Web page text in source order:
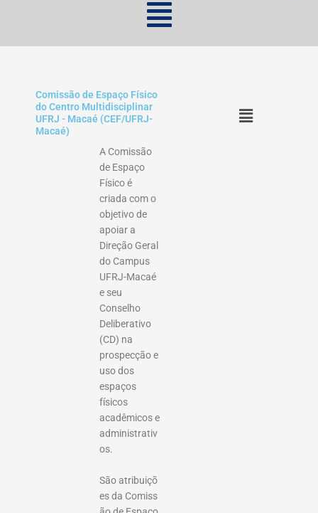
Comissão de Espaço Físico
do Centro Multidisciplinar
UFRJ - Macaé (CEF/UFRJ-
Macaé)
A Comissão
de Espaço
Físico é
criada com o
objetivo de
apoiar a
Direção Geral
do Campus
UFRJ-Macaé
e seu
Conselho
Deliberativo
(CD) na
prospecção e
uso dos
espaços
físicos
acadêmicos e
administrativ
os.
São atribuiçõ
es da Comiss
Menu